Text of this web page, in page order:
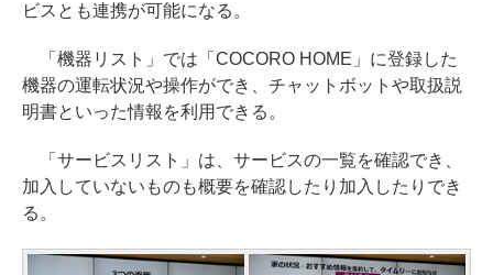
ビスとも連携が可能になる。
「機器リスト」では「COCORO HOME」に登録した
機器の運転状況や操作ができ、チャットボットや取扱説
明書といった情報を利用できる。
「サービスリスト」は、サービスの一覧を確認でき、
加入していないものも概要を確認したり加入したりでき
る。